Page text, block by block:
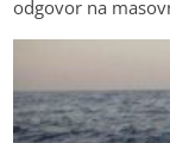
odgovor na